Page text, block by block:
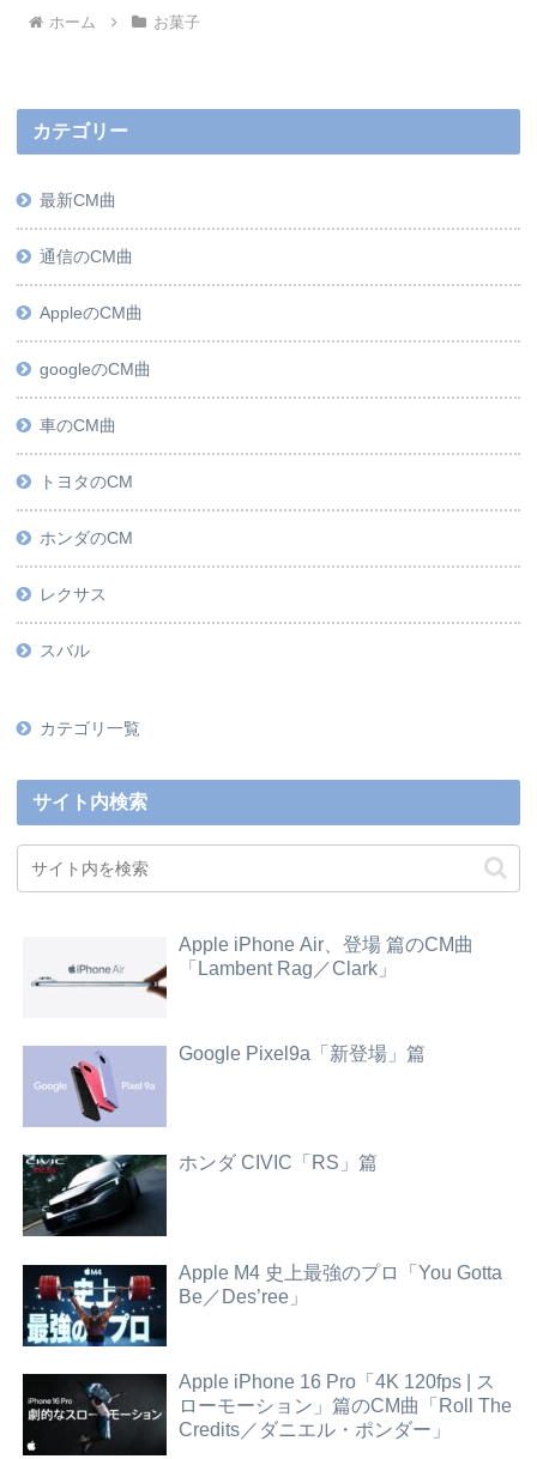
ホーム お菓子
カテゴリー
最新CM曲
通信のCM曲
AppleのCM曲
googleのCM曲
車のCM曲
トヨタのCM
ホンダのCM
レクサス
スバル
カテゴリ一覧
サイト内検索
Apple iPhone Air、登場 篇のCM曲
「Lambent Rag／Clark」
Google Pixel9a「新登場」篇
ホンダ CIVIC「RS」篇
Apple M4 史上最強のプロ「You Gotta
Be／Des’ree」
Apple iPhone 16 Pro「4K 120fps | ス
ローモーション」篇のCM曲「Roll The
Credits／ダニエル・ポンダー」